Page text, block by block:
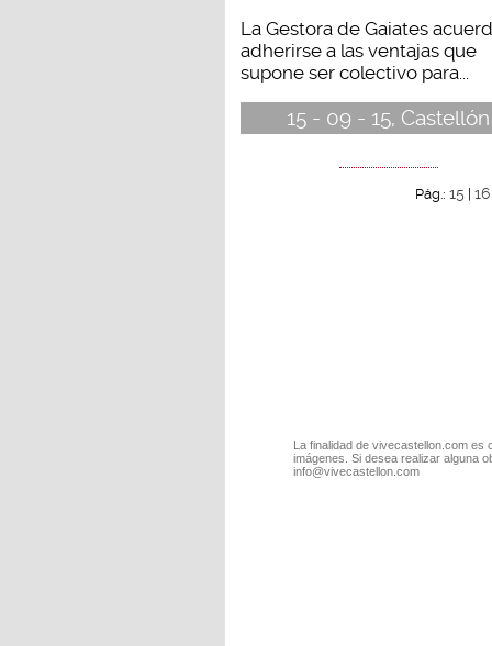
La Gestora de Gaiates
adherirse a las ventajas que
supone ser colectivo para...
15 - 09 - 15, Castellón
Pág.:15 |16
La finalidad de vivecastellon.com
imágenes. Si desea realizar alguna
info@vivecastellon.com